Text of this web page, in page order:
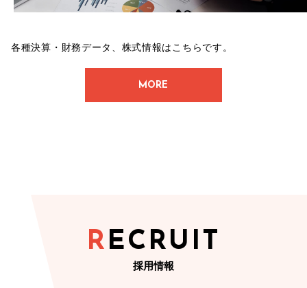
各種決算・財務データ、株式情報はこちらです。
MORE
RECRUIT
採用情報